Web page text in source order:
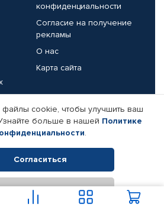
конфиденциальности
Согласие на получение
рекламы
О нас
Карта сайта
Реквизиты компании
2026. Все права защищены.
товаров Автопрофи.
cookie, чтобы улучшить ваш
больше в нашей Политике
.
Согласиться
Отклонить
В корзину